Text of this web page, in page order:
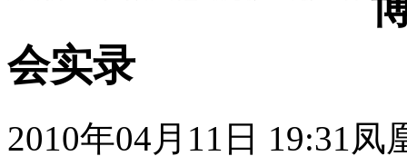
会实录
2010年04月11日 19:31凤